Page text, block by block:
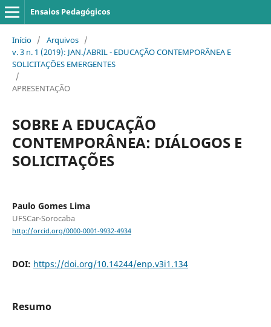
Ensaios Pedagógicos
Início / Arquivos /
v. 3 n. 1 (2019): JAN./ABRIL - EDUCAÇÃO CONTEMPORÂNEA E
SOLICITAÇÕES EMERGENTES
/
APRESENTAÇÃO
SOBRE A EDUCAÇÃO
CONTEMPORÂNEA: DIÁLOGOS E
SOLICITAÇÕES
Paulo Gomes Lima
UFSCar-Sorocaba
http://orcid.org/0000-0001-9932-4934
DOI: https://doi.org/10.14244/enp.v3i1.134
Resumo